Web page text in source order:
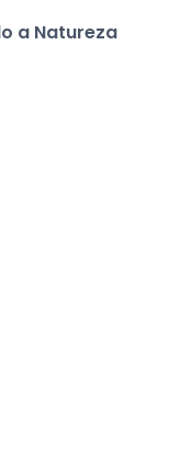
a Natureza